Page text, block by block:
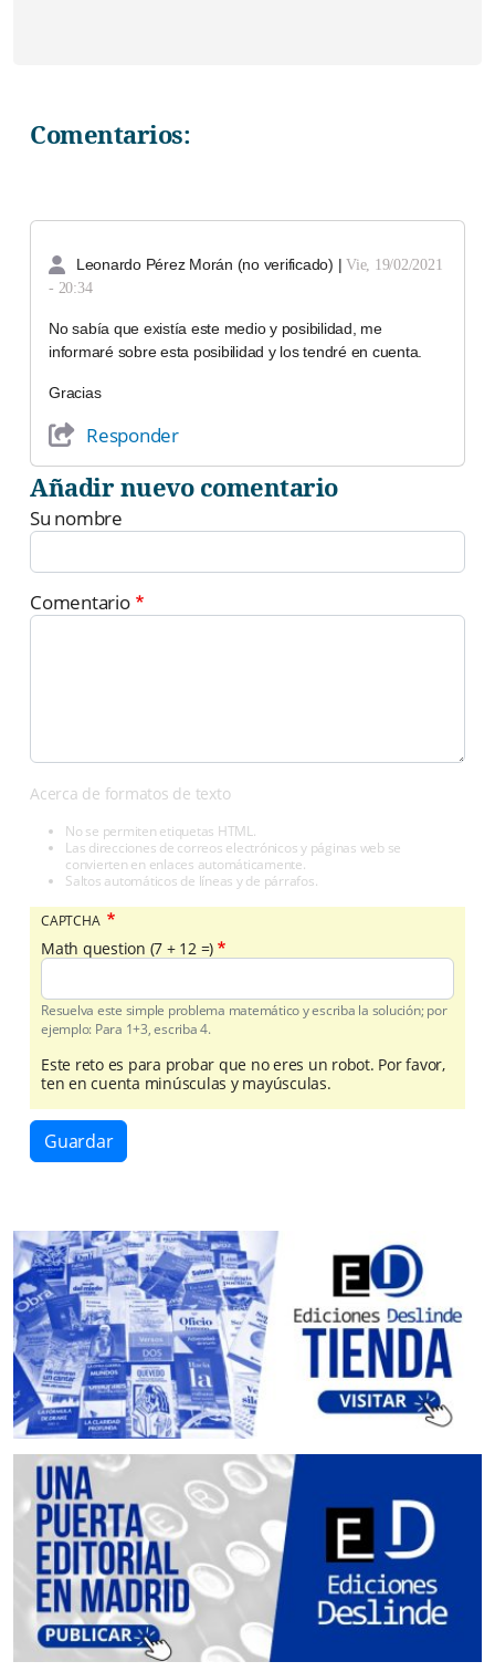
Comentarios:
Leonardo Pérez Morán (no verificado) |Vie, 19/02/2021
- 20:34
No sabía que existía este medio y posibilidad, me
informaré sobre esta posibilidad y los tendré en cuenta.
Gracias
Responder
Añadir nuevo comentario
Su nombre
Comentario
Acerca de formatos de texto
No se permiten etiquetas HTML.
Las direcciones de correos electrónicos y páginas web se
convierten en enlaces automáticamente.
Saltos automáticos de líneas y de párrafos.
CAPTCHA
Math question (7 + 12 =)
Resuelva este simple problema matemático y escriba la solución; por
ejemplo: Para 1+3, escriba 4.
Este reto es para probar que no eres un robot. Por favor,
ten en cuenta minúsculas y mayúsculas.
Guardar